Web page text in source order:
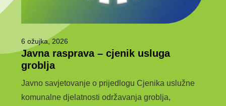
6 ožujka, 2026
Javna rasprava – cjenik usluga
groblja
Javno savjetovanje o prijedlogu Cjenika uslužne
komunalne djelatnosti održavanja groblja,